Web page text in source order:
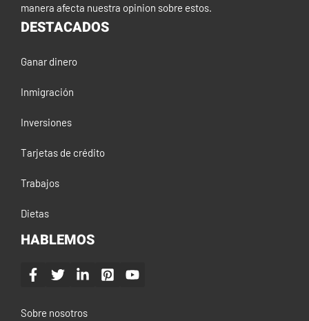
manera afecta nuestra opinion sobre estos.
DESTACADOS
Ganar dinero
Inmigración
Inversiones
Tarjetas de crédito
Trabajos
Dietas
HABLEMOS
Sobre nosotros